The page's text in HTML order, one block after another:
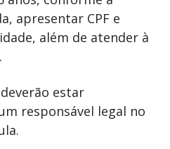
apresentar CPF e
além de atender à
estar
responsável legal no